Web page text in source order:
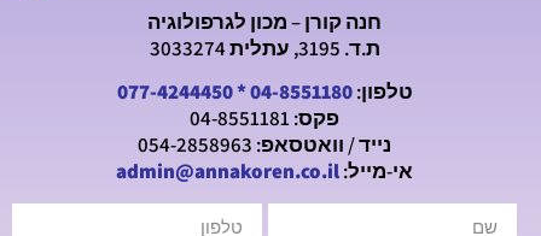
חנה קורן – מכון לגרפולוגיה
ת.ד. 3195, עתלית 3033274
טלפון:04-8551180
*
077-4244450
פקס: 04-8551181
נייד / וואטסאפ: 054-2858963
אי-מייל:admin@annakoren.co.il